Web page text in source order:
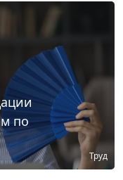
по
Труд